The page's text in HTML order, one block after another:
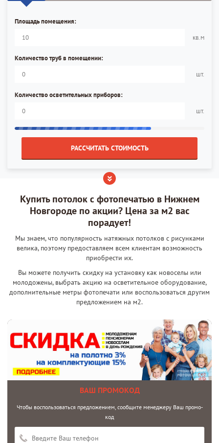
Площадь помещения:
кв.м
Количество труб в помещении:
шт.
Количество осветительных приборов:
шт.
РАССЧИТАТЬ СТОИМОСТЬ
Купить потолок с фотопечатью в Нижнем
Новгороде по акции? Цена за м2 вас
порадует!
Мы знаем, что популярность натяжных потолков с рисунками
велика, поэтому предоставляем всем клиентам возможность
приобрести их.
Вы можете получить скидку на установку как новоселы или
молодожены, выбрать акцию на осветительное оборудование,
дополнительные метры фотопечати или воспользоваться другим
предложением на м2.
ВАШ ПРОМОКОД
Чтобы воспользоваться предложением, сообщите менеджеру Ваш промо-
код